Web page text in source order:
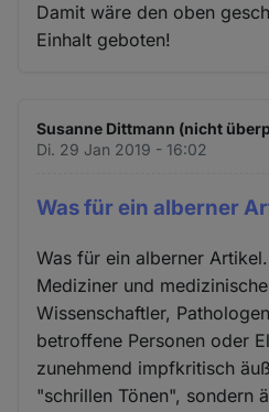
Damit wäre den oben
Einhalt geboten!
Susanne Dittmann (nicht
Di. 29 Jan 2019 - 16:02
Was für ein alberner
Was für ein alberner
Mediziner und
Wissenschaftler,
betroffene Personen oder
zunehmend impfkritisch
"schrillen Tönen", sondern